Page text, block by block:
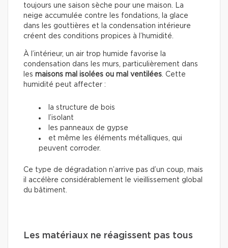
toujours une saison sèche pour une maison. La
neige accumulée contre les fondations, la glace
dans les gouttières et la condensation intérieure
créent des conditions propices à l’humidité.
À l’intérieur, un air trop humide favorise la
condensation dans les murs, particulièrement dans
les maisons mal isolées ou mal ventilées. Cette
humidité peut affecter :
la structure de bois
l’isolant
les panneaux de gypse
et même les éléments métalliques, qui
peuvent corroder.
Ce type de dégradation n’arrive pas d’un coup, mais
il accélère considérablement le vieillissement global
du bâtiment.
Les matériaux ne réagissent pas tous